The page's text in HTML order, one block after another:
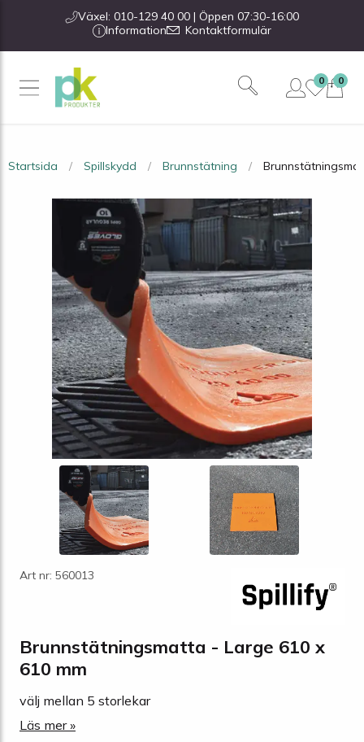
Växel: 010-129 40 00 | Öppen 07:30-16:00
Information
Kontaktformulär
0
0
Startsida Spillskydd Brunnstätning
Art nr: 560013
Brunnstätningsmatta - Large 610 x
610 mm
välj mellan 5 storlekar
Läs mer »